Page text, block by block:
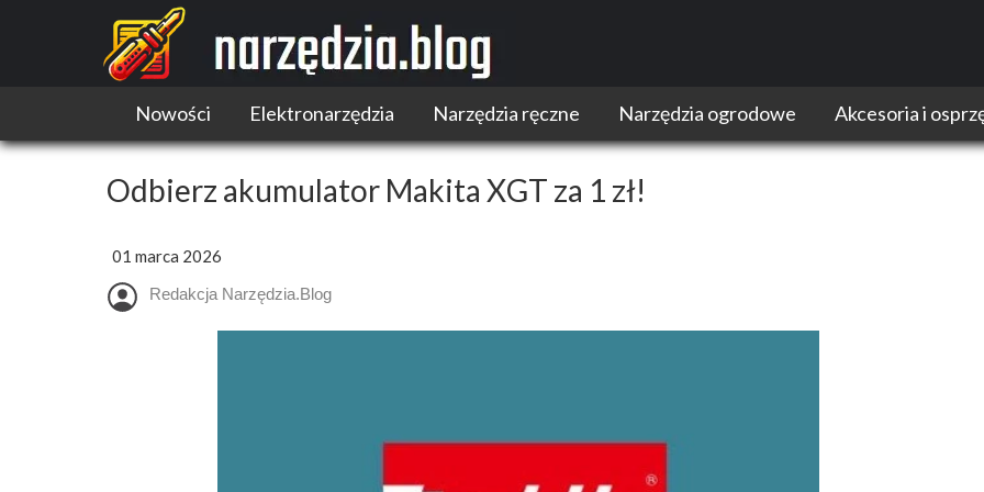
Nowości Elektronarzędzia
Narzędzia akumulatorowe
Narzędzia wielofunkcyjne
Narzędzia ręczne Narzędzia ogrodowe
Kosiarki
Kosy i podkaszarki
Akcesoria i
Akumulatory do
Przechowywanie i
Odbierz akumulator Makita XGT za 1 zł!
01 marca 2026
Redakcja Narzędzia.Blog